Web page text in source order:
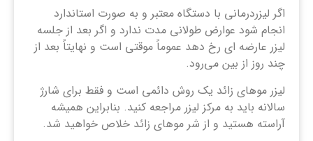
اگر لیزردرمانی با دستگاه معتبر و به صورت استاندارد
انجام شود عوارض طولانی مدت ندارد و اگر بعد از جلسه
لیزر عارضه ای رخ دهد عموماً موقتی است و نهایتاً بعد از
چند روز از بین می‌رود.
لیزر موهای زائد یک روش دائمی است و فقط برای شارژ
سالانه باید به مرکز لیزر مراجعه کنید. بنابراین همیشه
آراسته هستید و از شر موهای زائد خلاص خواهید شد.